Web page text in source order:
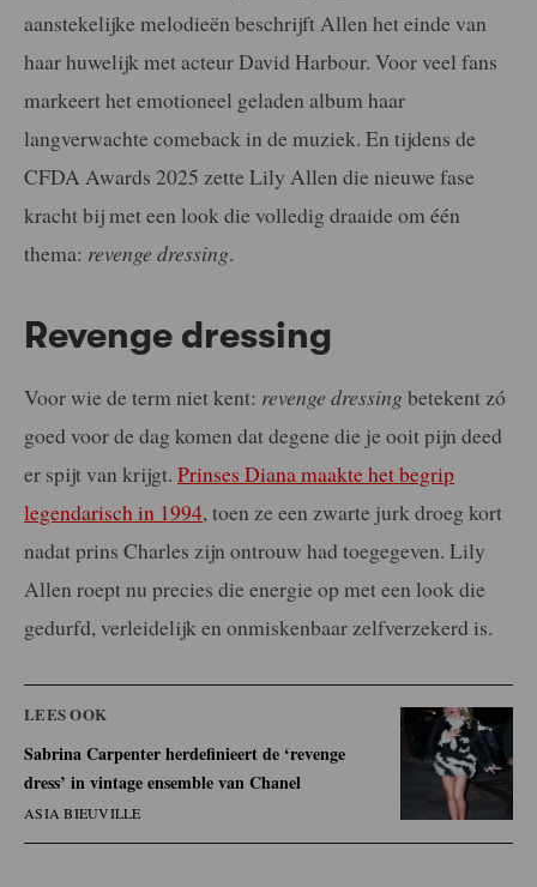
aanstekelijke melodieën beschrijft Allen het einde van
haar huwelijk met acteur David Harbour. Voor veel fans
markeert het emotioneel geladen album haar
langverwachte comeback in de muziek. En tijdens de
CFDA Awards 2025 zette Lily Allen die nieuwe fase
kracht bij met een look die volledig draaide om één
thema: revenge dressing.
Revenge dressing
Voor wie de term niet kent: revenge dressing betekent zó
goed voor de dag komen dat degene die je ooit pijn deed
er spijt van krijgt. Prinses Diana maakte het begrip
legendarisch in 1994, toen ze een zwarte jurk droeg kort
nadat prins Charles zijn ontrouw had toegegeven. Lily
Allen roept nu precies die energie op met een look die
gedurfd, verleidelijk en onmiskenbaar zelfverzekerd is.
LEES OOK
Sabrina Carpenter herdefinieert de ‘revenge
dress’ in vintage ensemble van Chanel
ASIA BIEUVILLE